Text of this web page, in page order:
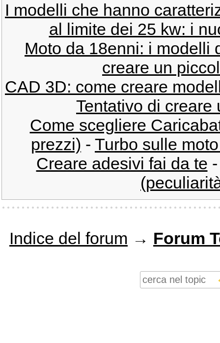
I modelli che hanno
al limite dei 25 kw: i
Moto da 18enni: i modelli
creare un
CAD 3D: come creare
Tentativo di creare
Come scegliere
prezzi) - Turbo sulle
Creare adesivi fai da te
Indice del forum → Forum